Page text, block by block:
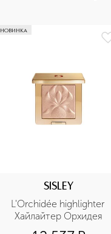
НОВИНКА
SISLEY
L'Orchidée highlighter
Хайлайтер Орхидея